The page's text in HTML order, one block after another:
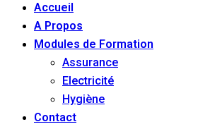
Accueil
A Propos
Modules de Formation
Assurance
Electricité
Hygiène
Contact